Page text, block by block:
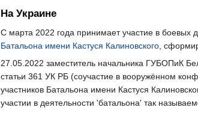
На Украине
С марта 2022 года принимает участие в боевых
Батальона имени Кастуся Калиновского ,
27.05.2022 заместитель начальника ГУБОПиК
статьи 361 УК РБ (соучастие в вооружённом
участников Батальона имени Кастуся
участии в деятельности 'батальона' так